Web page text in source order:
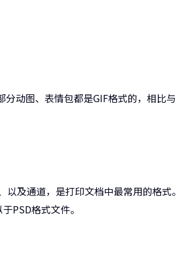
动图、表情包都是GIF格式的，相比与
及通道，是打印文档中最常用的格式。
PSD格式文件。